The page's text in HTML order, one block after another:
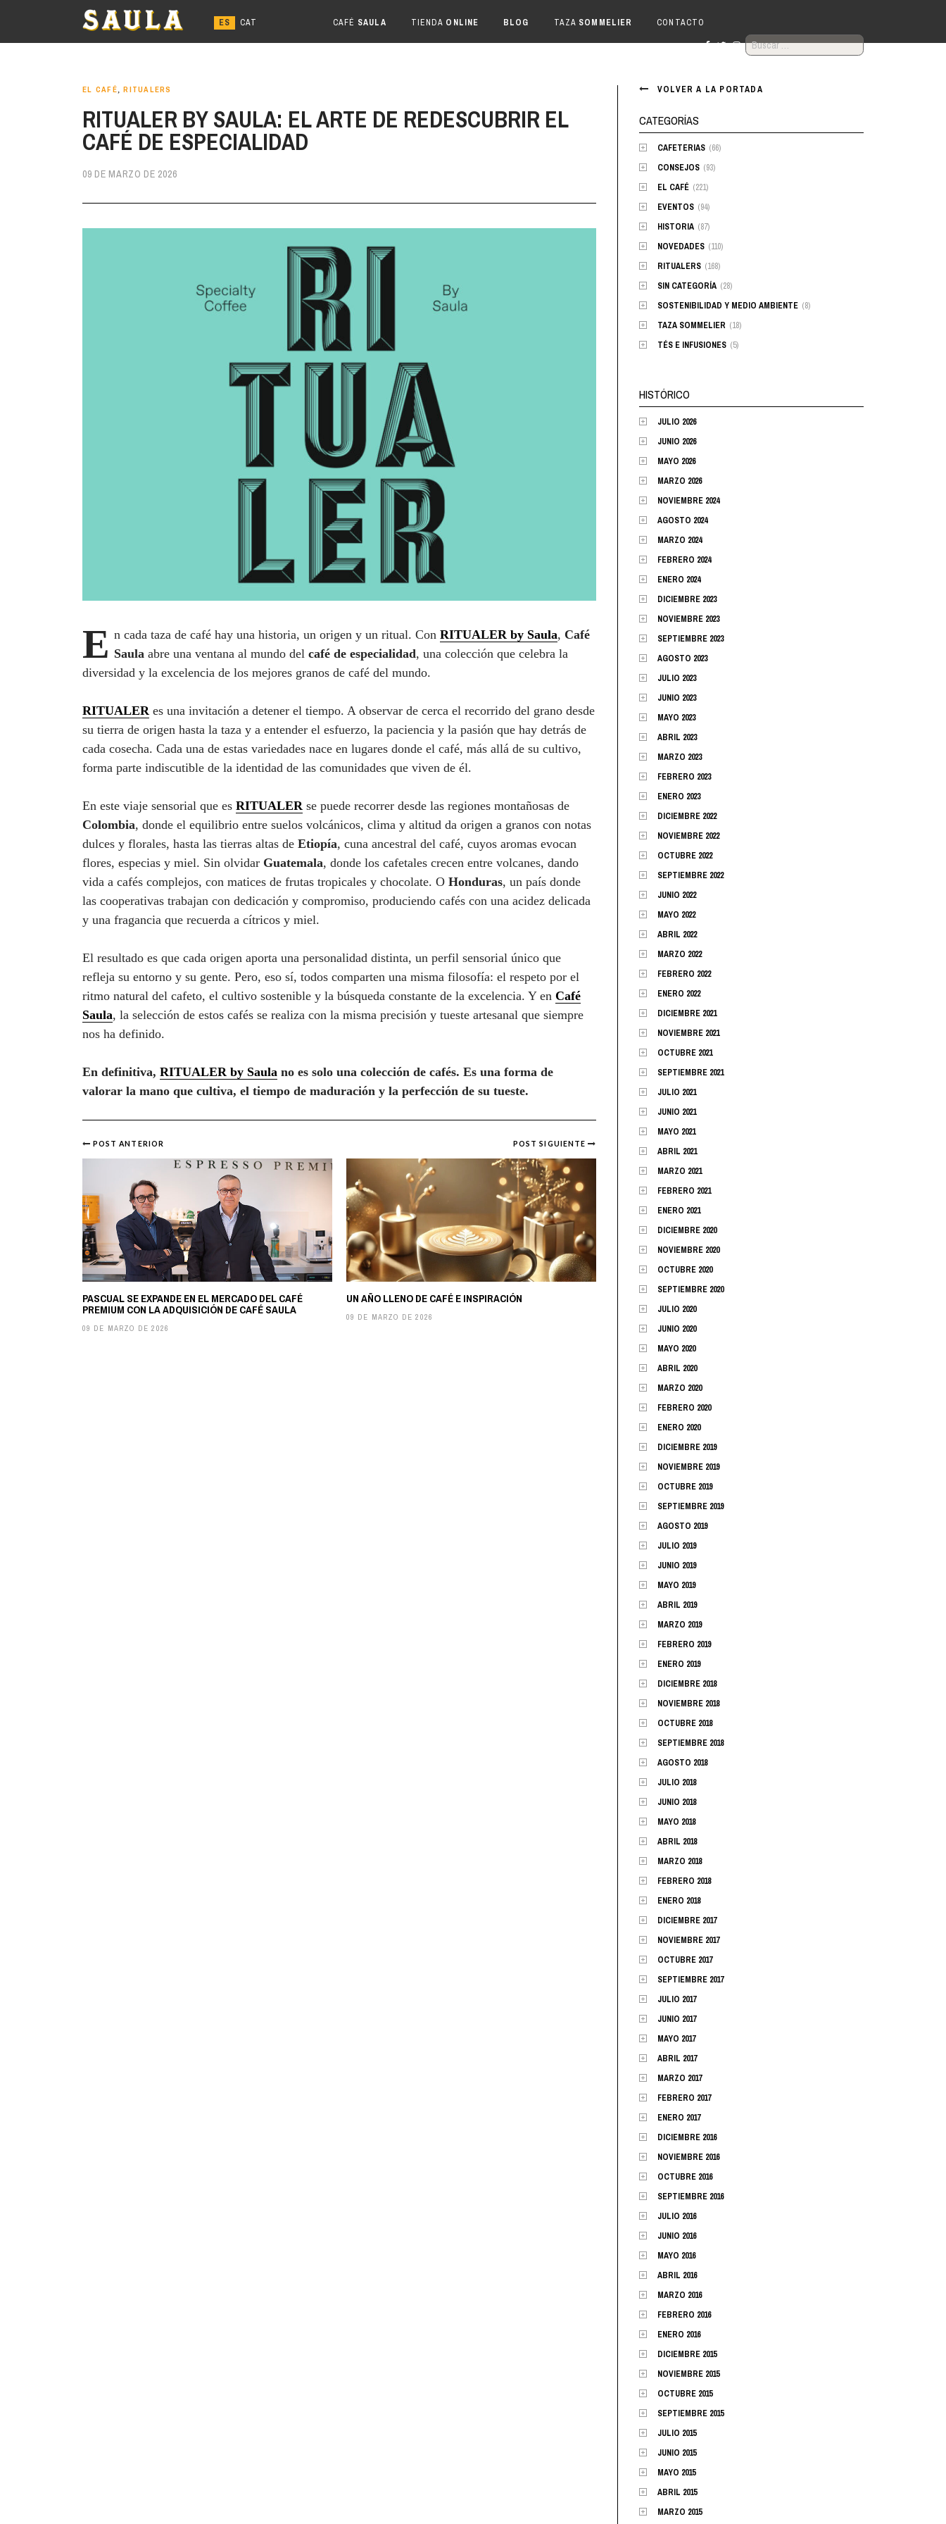
CAFÉ SAULA TIENDA ONLINE BLOG TAZA SOMMELIER CONTACTO
BUSCAR:
EL CAFÉ,RITUALERS
RITUALER BY SAULA: EL ARTE DE REDESCUBRIR EL
CAFÉ DE ESPECIALIDAD
09 DE MARZO DE 2026
E n cada taza de café hay una historia, un origen y un ritual. Con RITUALER by Saula, Café
Saula abre una ventana al mundo del café de especialidad, una colección que celebra la
diversidad y la excelencia de los mejores granos de café del mundo.
RITUALERes una invitación a detener el tiempo. A observar de cerca el recorrido del grano desde
su tierra de origen hasta la taza y a entender el esfuerzo, la paciencia y la pasión que hay detrás de
cada cosecha. Cada una de estas variedades nace en lugares donde el café, más allá de su cultivo,
forma parte indiscutible de la identidad de las comunidades que viven de él.
En este viaje sensorial que es RITUALERse puede recorrer desde las regiones montañosas de
Colombia, donde el equilibrio entre suelos volcánicos, clima y altitud da origen a granos con notas
dulces y florales, hasta las tierras altas de Etiopía, cuna ancestral del café, cuyos aromas evocan
flores, especias y miel. Sin olvidar Guatemala, donde los cafetales crecen entre volcanes, dando
vida a cafés complejos, con matices de frutas tropicales y chocolate. O Honduras, un país donde
las cooperativas trabajan con dedicación y compromiso, produciendo cafés con una acidez delicada
y una fragancia que recuerda a cítricos y miel.
El resultado es que cada origen aporta una personalidad distinta, un perfil sensorial único que
refleja su entorno y su gente. Pero, eso sí, todos comparten una misma filosofía: el respeto por el
ritmo natural del cafeto, el cultivo sostenible y la búsqueda constante de la excelencia. Y en Café
Saula, la selección de estos cafés se realiza con la misma precisión y tueste artesanal que siempre
nos ha definido.
En definitiva, RITUALER by Saula no es solo una colección de cafés. Es una forma de
valorar la mano que cultiva, el tiempo de maduración y la perfección de su tueste.
Post
navigation
POST SIGUIENTE
UN AÑO LLENO DE CAFÉ E INSPIRACIÓN
09 DE MARZO DE 2026
POST ANTERIOR
PASCUAL SE EXPANDE EN EL MERCADO DEL CAFÉ
PREMIUM CON LA ADQUISICIÓN DE CAFÉ SAULA
09 DE MARZO DE 2026
VOLVER A LA PORTADA
CATEGORÍAS
CAFETERIAS (66)
CONSEJOS (93)
EL CAFÉ (221)
EVENTOS (94)
HISTORIA (87)
NOVEDADES (110)
RITUALERS (168)
SIN CATEGORÍA (28)
SOSTENIBILIDAD Y MEDIO AMBIENTE (8)
TAZA SOMMELIER (18)
TÉS E INFUSIONES (5)
HISTÓRICO
JULIO 2026
JUNIO 2026
MAYO 2026
MARZO 2026
NOVIEMBRE 2024
AGOSTO 2024
MARZO 2024
FEBRERO 2024
ENERO 2024
DICIEMBRE 2023
NOVIEMBRE 2023
SEPTIEMBRE 2023
AGOSTO 2023
JULIO 2023
JUNIO 2023
MAYO 2023
ABRIL 2023
MARZO 2023
FEBRERO 2023
ENERO 2023
DICIEMBRE 2022
NOVIEMBRE 2022
OCTUBRE 2022
SEPTIEMBRE 2022
JUNIO 2022
MAYO 2022
ABRIL 2022
MARZO 2022
FEBRERO 2022
ENERO 2022
DICIEMBRE 2021
NOVIEMBRE 2021
OCTUBRE 2021
SEPTIEMBRE 2021
JULIO 2021
JUNIO 2021
MAYO 2021
ABRIL 2021
MARZO 2021
FEBRERO 2021
ENERO 2021
DICIEMBRE 2020
NOVIEMBRE 2020
OCTUBRE 2020
SEPTIEMBRE 2020
JULIO 2020
JUNIO 2020
MAYO 2020
ABRIL 2020
MARZO 2020
FEBRERO 2020
ENERO 2020
DICIEMBRE 2019
NOVIEMBRE 2019
OCTUBRE 2019
SEPTIEMBRE 2019
AGOSTO 2019
JULIO 2019
JUNIO 2019
MAYO 2019
ABRIL 2019
MARZO 2019
FEBRERO 2019
ENERO 2019
DICIEMBRE 2018
NOVIEMBRE 2018
OCTUBRE 2018
SEPTIEMBRE 2018
AGOSTO 2018
JULIO 2018
JUNIO 2018
MAYO 2018
ABRIL 2018
MARZO 2018
FEBRERO 2018
ENERO 2018
DICIEMBRE 2017
NOVIEMBRE 2017
OCTUBRE 2017
SEPTIEMBRE 2017
JULIO 2017
JUNIO 2017
MAYO 2017
ABRIL 2017
MARZO 2017
FEBRERO 2017
ENERO 2017
DICIEMBRE 2016
NOVIEMBRE 2016
OCTUBRE 2016
SEPTIEMBRE 2016
JULIO 2016
JUNIO 2016
MAYO 2016
ABRIL 2016
MARZO 2016
FEBRERO 2016
ENERO 2016
DICIEMBRE 2015
NOVIEMBRE 2015
OCTUBRE 2015
SEPTIEMBRE 2015
JULIO 2015
JUNIO 2015
MAYO 2015
ABRIL 2015
MARZO 2015